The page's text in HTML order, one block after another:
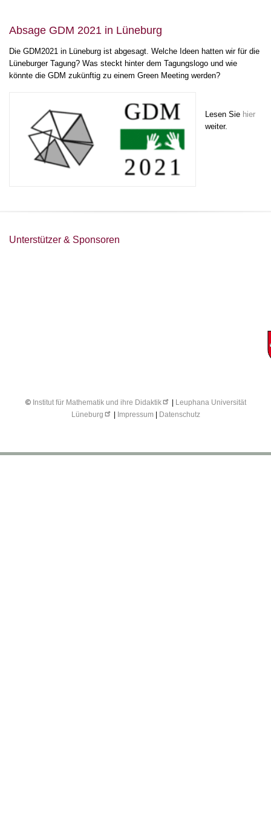
Absage GDM 2021 in Lüneburg
Die GDM2021 in Lüneburg ist abgesagt. Welche Ideen hatten wir für die
Lüneburger Tagung? Was steckt hinter dem Tagungslogo und wie
könnte die GDM zukünftig zu einem Green Meeting werden?
Lesen Sie hier
weiter.
Unterstützer & Sponsoren
© Institut für Mathematik und ihre Didaktik | Leuphana Universität
Lüneburg
| Impressum| Datenschutz